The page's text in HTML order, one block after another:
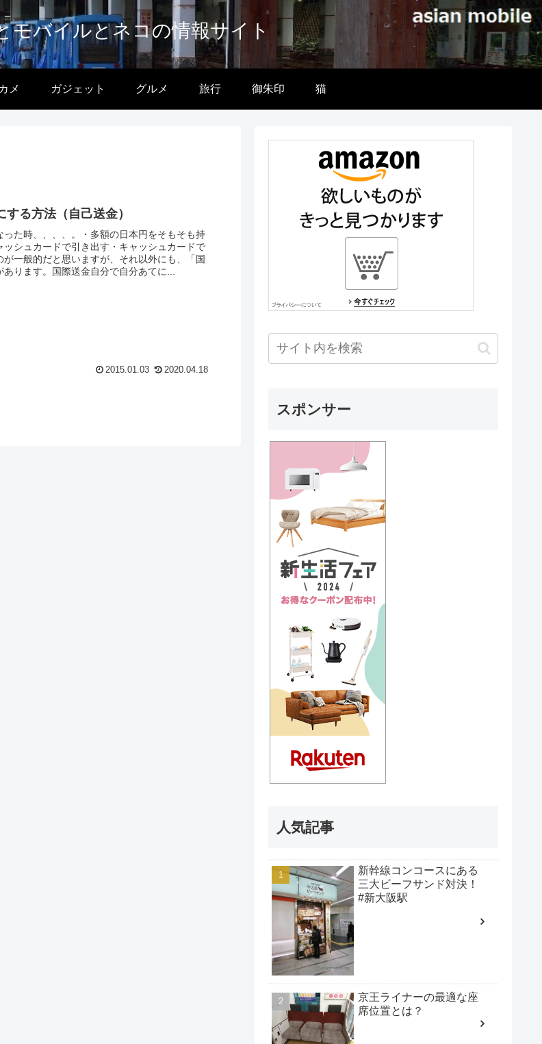
モバイルとネコの情報サイト
メ ガジェット グルメ 旅行 御朱印 猫
る方法（自己送金）
った時、、、、。・多額の日本円をそもそも持
ッシュカードで引き出す・キャッシュカードで
が一般的だと思いますが、それ以外にも、「国
ります。国際送金自分で自分あてに...
2015.01.03 2020.04.18
スポンサー
人気記事
新幹線コンコースにある
三大ビーフサンド対決！
#新大阪駅
京王ライナーの最適な座
席位置とは？